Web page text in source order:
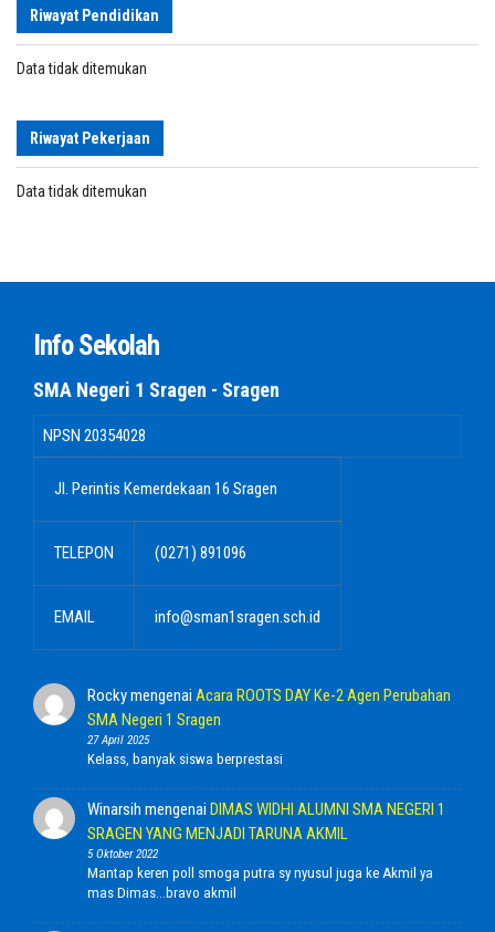
Riwayat Pendidikan
Data tidak ditemukan
Riwayat Pekerjaan
Data tidak ditemukan
Info Sekolah
SMA Negeri 1 Sragen - Sragen
NPSN 20354028
Jl. Perintis Kemerdekaan 16 Sragen
TELEPON (0271) 891096
EMAIL info@sman1sragen.sch.id
Rockymengenai Acara ROOTS DAY Ke-2 Agen Perubahan
SMA Negeri 1 Sragen
27 April 2025
Kelass, banyak siswa berprestasi
Winarsih mengenai DIMAS WIDHI ALUMNI SMA NEGERI 1
SRAGEN YANG MENJADI TARUNA AKMIL
5 Oktober 2022
Mantap keren poll smoga putra sy nyusul juga ke Akmil ya
mas Dimas...bravo akmil